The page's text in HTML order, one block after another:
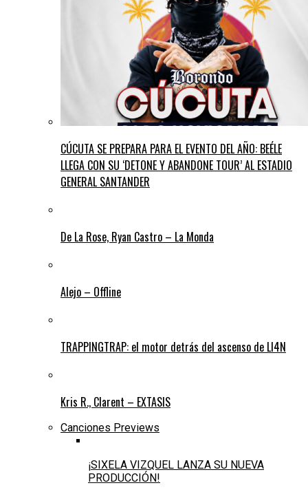
CÚCUTA SE PREPARA PARA EL EVENTO DEL AÑO: BEÉLE
LLEGA CON SU ‘DETONE Y ABANDONE TOUR’ AL ESTADIO
GENERAL SANTANDER
De La Rose, Ryan Castro – La Monda
Alejo – Offline
TRAPPINGTRAP: el motor detrás del ascenso de LI4N
Kris R., Clarent – EXTASIS
Canciones Previews
¡SIXELA VIZQUEL LANZA SU NUEVA
PRODUCCIÓN!